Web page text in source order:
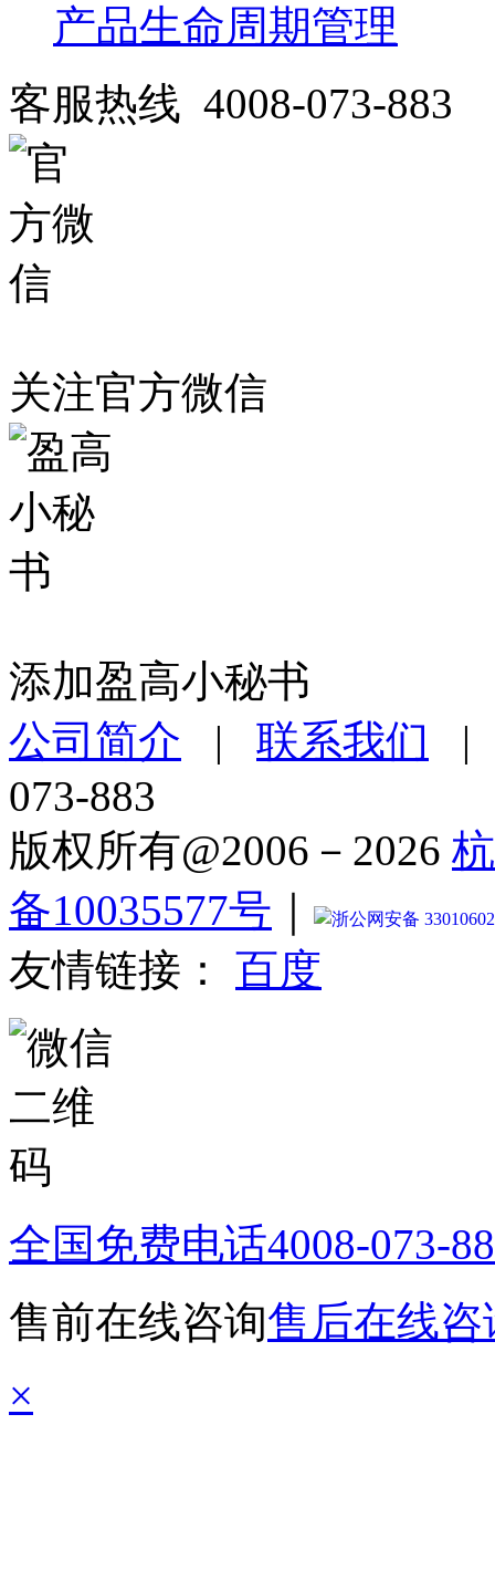
产品生命周期管理
客服热线 4008-073-883
关注官方微信
添加盈高小秘书
公司简介 | 联系我们
073-883
版权所有@2006－2026
备10035577号
浙公网安备
友情链接： 百度
全国免费电话4008-073-
售前在线咨询售后在线咨
×